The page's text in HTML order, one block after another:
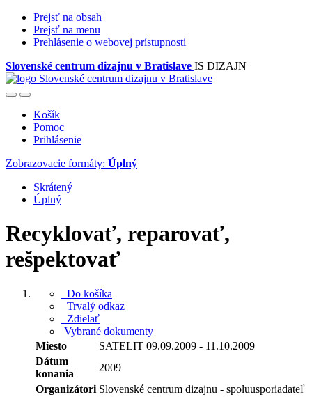
Prejsť na obsah
Prejsť na menu
Prehlásenie o webovej prístupnosti
Slovenské centrum dizajnu v Bratislave IS DIZAJN
Košík
Pomoc
Prihlásenie
Zobrazovacie formáty: Úplný
Skrátený
Úplný
Recyklovať, reparovať,
rešpektovať
Do košíka
Trvalý odkaz
Zdielať
Vybrané dokumenty
Miesto
SATELIT 09.09.2009 - 11.10.2009
Dátum
konania
2009
Organizátori Slovenské centrum dizajnu - spoluusporiadateľ